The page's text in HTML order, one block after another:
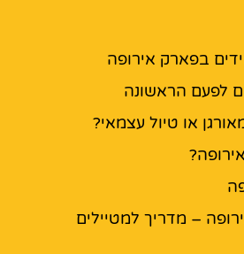
בפארק אירופה
לפעם הראשונה
או טיול עצמאי?
– מדריך למטיילים